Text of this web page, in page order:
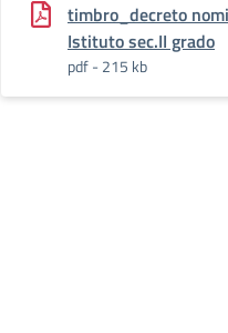
timbro_decreto
Istituto sec.II grado
pdf - 215 kb